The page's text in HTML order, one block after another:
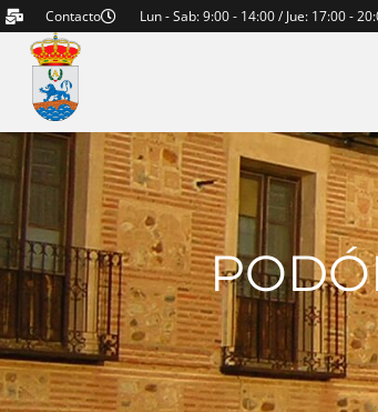
Contacto
Lun - Sab: 9:00 - 14:00 / Jue: 17:00 -